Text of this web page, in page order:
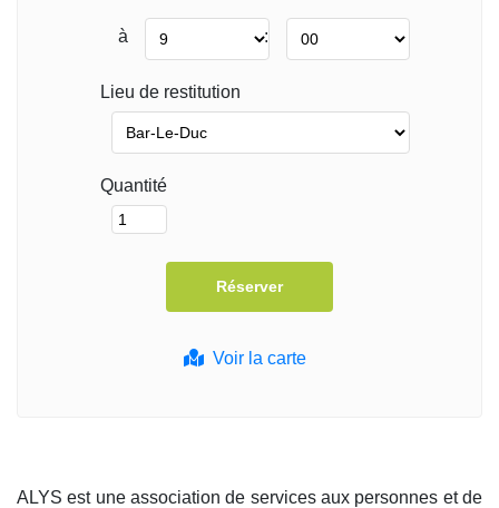
Voir la carte
à :
Lieu de restitution
Quantité
ALYS est une association de services aux personnes et de